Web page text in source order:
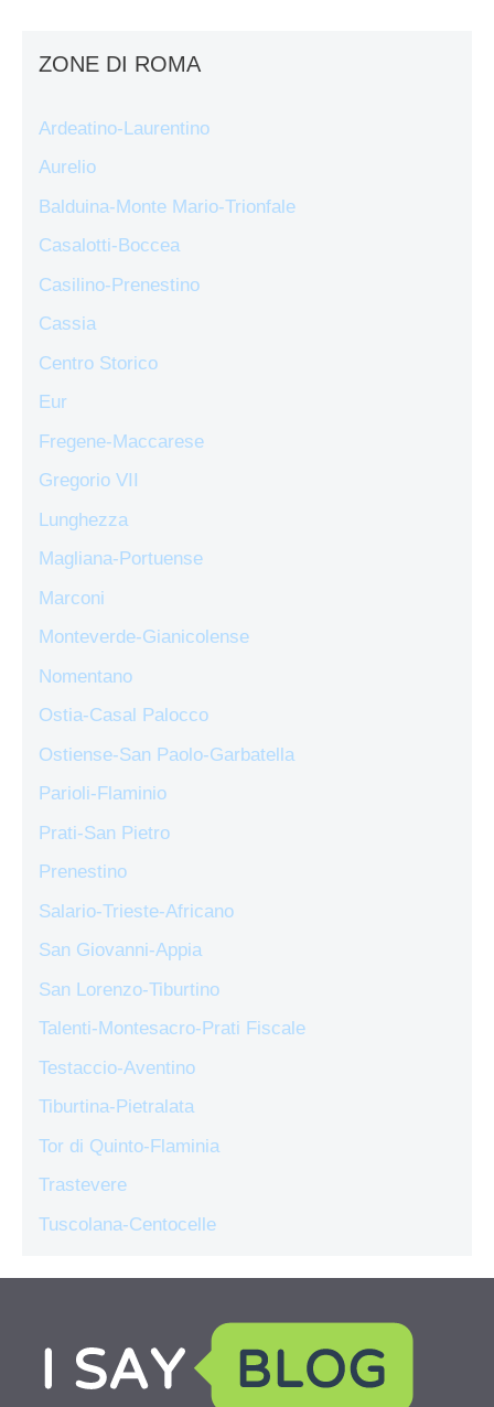
ZONE DI ROMA
Ardeatino-Laurentino
Aurelio
Balduina-Monte Mario-Trionfale
Casalotti-Boccea
Casilino-Prenestino
Cassia
Centro Storico
Eur
Fregene-Maccarese
Gregorio VII
Lunghezza
Magliana-Portuense
Marconi
Monteverde-Gianicolense
Nomentano
Ostia-Casal Palocco
Ostiense-San Paolo-Garbatella
Parioli-Flaminio
Prati-San Pietro
Prenestino
Salario-Trieste-Africano
San Giovanni-Appia
San Lorenzo-Tiburtino
Talenti-Montesacro-Prati Fiscale
Testaccio-Aventino
Tiburtina-Pietralata
Tor di Quinto-Flaminia
Trastevere
Tuscolana-Centocelle